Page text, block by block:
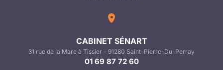
CABINET SÉNART
31 rue de la Mare à Tissier - 91280 Saint-Pierre-Du-Perray
01 69 87 72 60